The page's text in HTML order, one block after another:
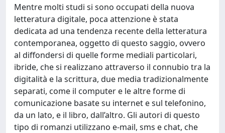
Mentre molti studi si sono occupati della nuova
letteratura digitale, poca attenzione è stata
dedicata ad una tendenza recente della letteratura
contemporanea, oggetto di questo saggio, ovvero
al diffondersi di quelle forme mediali particolari,
ibride, che si realizzano attraverso il connubio tra la
digitalità e la scrittura, due media tradizionalmente
separati, come il computer e le altre forme di
comunicazione basate su internet e sul telefonino,
da un lato, e il libro, dall’altro. Gli autori di questo
tipo di romanzi utilizzano e-mail, sms e chat, che